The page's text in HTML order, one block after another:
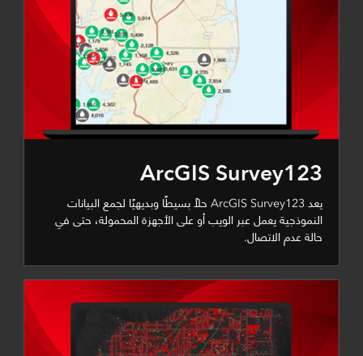
ArcGIS Survey123
يعد ArcGIS Survey123 حلًا بسيطًا وبديهيًا لجمع البيانات
النموذجية يعمل عبر الويب أو على الأجهزة المحمولة، حتى في
حالة عدم الاتصال.